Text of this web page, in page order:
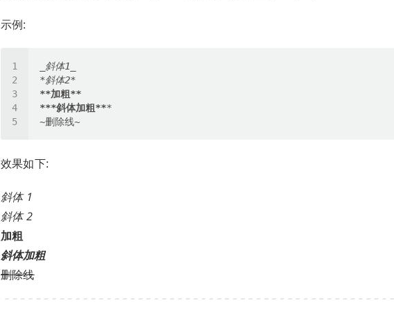
示例:
_斜体1_
*斜体2*
**加粗**
***斜体加粗**
效果如下:
斜体 1
斜体 2
加粗
斜体加粗
删除线